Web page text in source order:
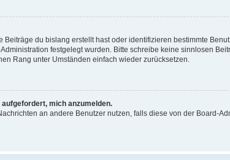
du bislang erstellt hast oder identifizieren bestimmte
festgelegt wurden. Bitte schreibe keine sinnlosen
Rang unter Umständen einfach wieder zurücksetzen.
mich anzumelden.
an andere Benutzer nutzen, falls diese von der Board-